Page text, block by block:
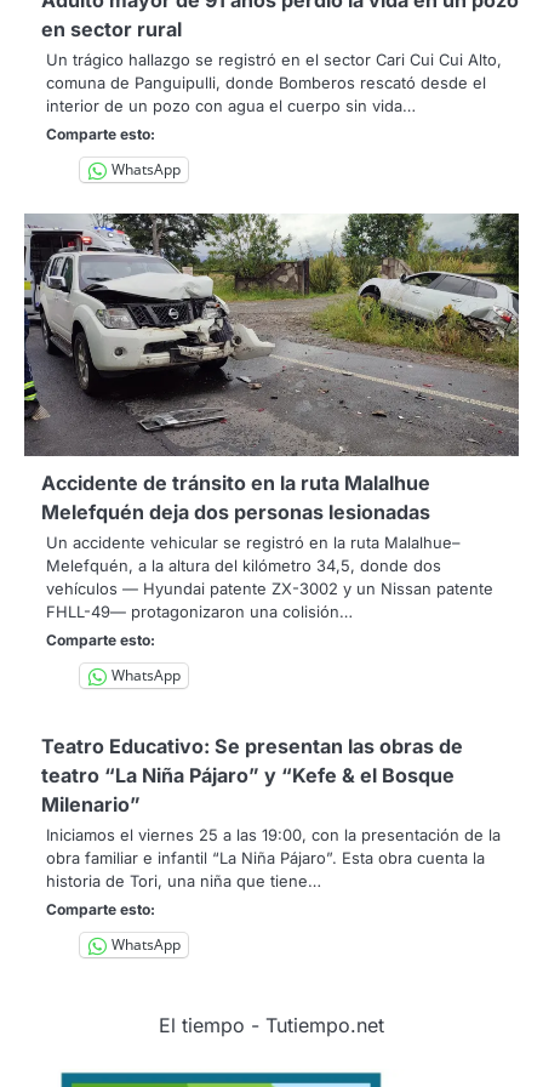
en sector rural
Un trágico hallazgo se registró en el sector Cari Cui Cui Alto,
comuna de Panguipulli, donde Bomberos rescató desde el
interior de un pozo con agua el cuerpo sin vida…
Comparte esto:
WhatsApp
Accidente de tránsito en la ruta Malalhue
Melefquén deja dos personas lesionadas
Un accidente vehicular se registró en la ruta Malalhue–
Melefquén, a la altura del kilómetro 34,5, donde dos
vehículos — Hyundai patente ZX-3002 y un Nissan patente
FHLL-49— protagonizaron una colisión…
Comparte esto:
WhatsApp
Teatro Educativo: Se presentan las obras de
teatro “La Niña Pájaro” y “Kefe & el Bosque
Milenario”
Iniciamos el viernes 25 a las 19:00, con la presentación de la
obra familiar e infantil “La Niña Pájaro”. Esta obra cuenta la
historia de Tori, una niña que tiene…
Comparte esto:
WhatsApp
El tiempo - Tutiempo.net